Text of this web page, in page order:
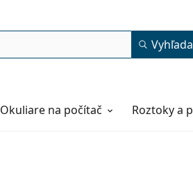
Okuliare na počítač Roztoky a